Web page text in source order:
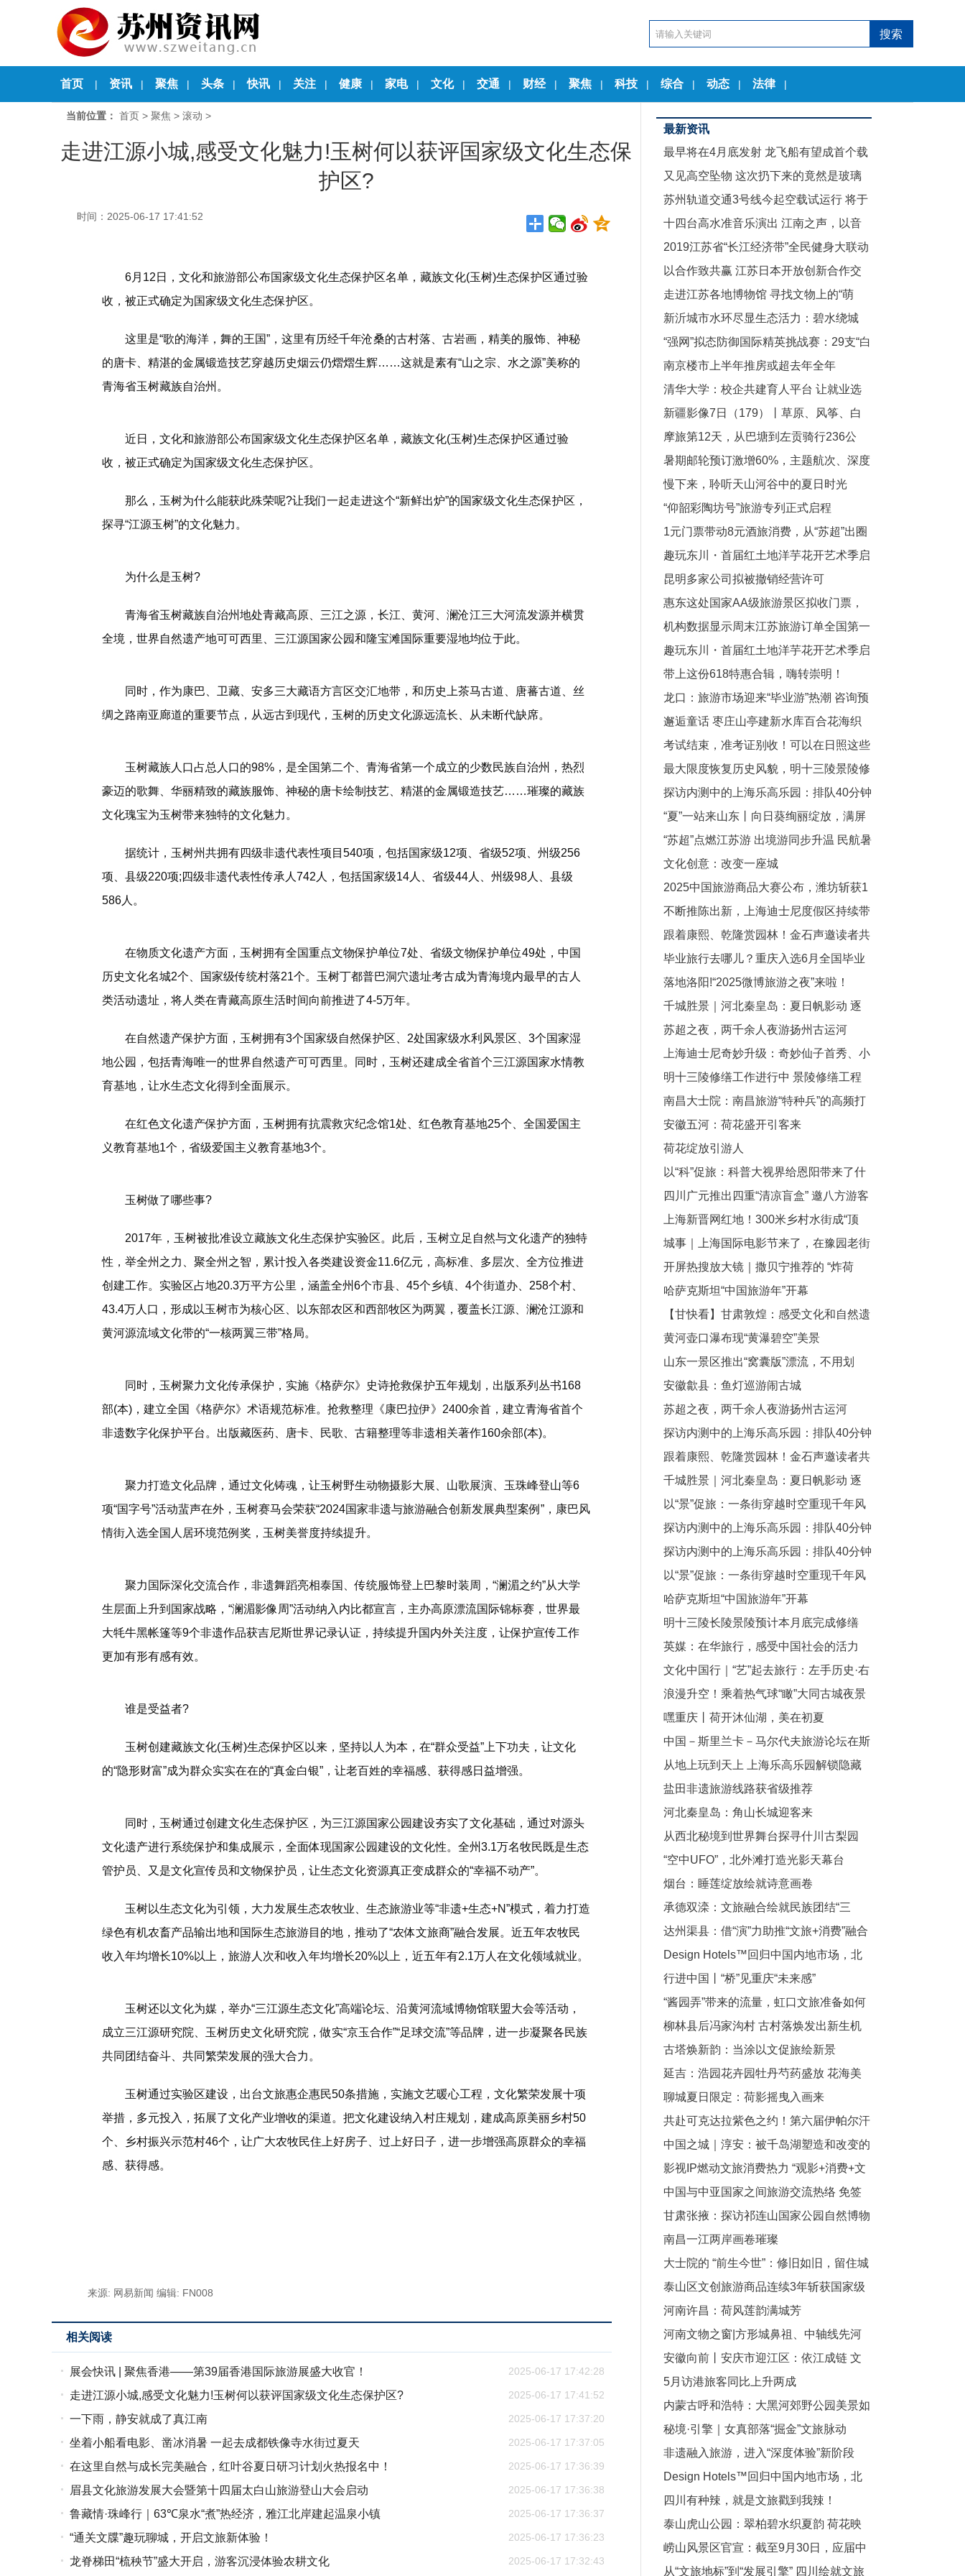
首页 | 资讯 | 聚焦 | 头条 | 快讯 | 关注 | 健康 | 家电 | 文化 | 交通 | 财经 | 聚焦 | 科技 | 综合 | 动态 | 法律 |
当前位置： 首页 > 聚焦 > 滚动 >
走进江源小城,感受文化魅力!玉树何以获评国家级文化生态保
护区?
时间：2025-06-17 17:41:52
6月12日，文化和旅游部公布国家级文化生态保护区名单，藏族文化(玉树)生态保护区通过验
收，被正式确定为国家级文化生态保护区。
这里是“歌的海洋，舞的王国”，这里有历经千年沧桑的古村落、古岩画，精美的服饰、神秘
的唐卡、精湛的金属锻造技艺穿越历史烟云仍熠熠生辉……这就是素有“山之宗、水之源”美称的
青海省玉树藏族自治州。
近日，文化和旅游部公布国家级文化生态保护区名单，藏族文化(玉树)生态保护区通过验
收，被正式确定为国家级文化生态保护区。
那么，玉树为什么能获此殊荣呢?让我们一起走进这个“新鲜出炉”的国家级文化生态保护区，
探寻“江源玉树”的文化魅力。
为什么是玉树?
青海省玉树藏族自治州地处青藏高原、三江之源，长江、黄河、澜沧江三大河流发源并横贯
全境，世界自然遗产地可可西里、三江源国家公园和隆宝滩国际重要湿地均位于此。
同时，作为康巴、卫藏、安多三大藏语方言区交汇地带，和历史上茶马古道、唐蕃古道、丝
绸之路南亚廊道的重要节点，从远古到现代，玉树的历史文化源远流长、从未断代缺席。
玉树藏族人口占总人口的98%，是全国第二个、青海省第一个成立的少数民族自治州，热烈
豪迈的歌舞、华丽精致的藏族服饰、神秘的唐卡绘制技艺、精湛的金属锻造技艺……璀璨的藏族
文化瑰宝为玉树带来独特的文化魅力。
据统计，玉树州共拥有四级非遗代表性项目540项，包括国家级12项、省级52项、州级256
项、县级220项;四级非遗代表性传承人742人，包括国家级14人、省级44人、州级98人、县级
586人。
在物质文化遗产方面，玉树拥有全国重点文物保护单位7处、省级文物保护单位49处，中国
历史文化名城2个、国家级传统村落21个。玉树丁都普巴洞穴遗址考古成为青海境内最早的古人
类活动遗址，将人类在青藏高原生活时间向前推进了4-5万年。
在自然遗产保护方面，玉树拥有3个国家级自然保护区、2处国家级水利风景区、3个国家湿
地公园，包括青海唯一的世界自然遗产可可西里。同时，玉树还建成全省首个三江源国家水情教
育基地，让水生态文化得到全面展示。
在红色文化遗产保护方面，玉树拥有抗震救灾纪念馆1处、红色教育基地25个、全国爱国主
义教育基地1个，省级爱国主义教育基地3个。
玉树做了哪些事?
2017年，玉树被批准设立藏族文化生态保护实验区。此后，玉树立足自然与文化遗产的独特
性，举全州之力、聚全州之智，累计投入各类建设资金11.6亿元，高标准、多层次、全方位推进
创建工作。实验区占地20.3万平方公里，涵盖全州6个市县、45个乡镇、4个街道办、258个村、
43.4万人口，形成以玉树市为核心区、以东部农区和西部牧区为两翼，覆盖长江源、澜沧江源和
黄河源流域文化带的“一核两翼三带”格局。
同时，玉树聚力文化传承保护，实施《格萨尔》史诗抢救保护五年规划，出版系列丛书168
部(本)，建立全国《格萨尔》术语规范标准。抢救整理《康巴拉伊》2400余首，建立青海省首个
非遗数字化保护平台。出版藏医药、唐卡、民歌、古籍整理等非遗相关著作160余部(本)。
聚力打造文化品牌，通过文化铸魂，让玉树野生动物摄影大展、山歌展演、玉珠峰登山等6
项“国字号”活动蜚声在外，玉树赛马会荣获“2024国家非遗与旅游融合创新发展典型案例”，康巴风
情街入选全国人居环境范例奖，玉树美誉度持续提升。
聚力国际深化交流合作，非遗舞蹈亮相泰国、传统服饰登上巴黎时装周，“澜湄之约”从大学
生层面上升到国家战略，“澜湄影像周”活动纳入内比都宣言，主办高原漂流国际锦标赛，世界最
大牦牛黑帐篷等9个非遗作品获吉尼斯世界记录认证，持续提升国内外关注度，让保护宣传工作
更加有形有感有效。
谁是受益者?
玉树创建藏族文化(玉树)生态保护区以来，坚持以人为本，在“群众受益”上下功夫，让文化
的“隐形财富”成为群众实实在在的“真金白银”，让老百姓的幸福感、获得感日益增强。
同时，玉树通过创建文化生态保护区，为三江源国家公园建设夯实了文化基础，通过对源头
文化遗产进行系统保护和集成展示，全面体现国家公园建设的文化性。全州3.1万名牧民既是生态
管护员、又是文化宣传员和文物保护员，让生态文化资源真正变成群众的“幸福不动产”。
玉树以生态文化为引领，大力发展生态农牧业、生态旅游业等“非遗+生态+N”模式，着力打造
绿色有机农畜产品输出地和国际生态旅游目的地，推动了“农体文旅商”融合发展。近五年农牧民
收入年均增长10%以上，旅游人次和收入年均增长20%以上，近五年有2.1万人在文化领域就业。
玉树还以文化为媒，举办“三江源生态文化”高端论坛、沿黄河流域博物馆联盟大会等活动，
成立三江源研究院、玉树历史文化研究院，做实“京玉合作”“足球交流”等品牌，进一步凝聚各民族
共同团结奋斗、共同繁荣发展的强大合力。
玉树通过实验区建设，出台文旅惠企惠民50条措施，实施文艺暖心工程，文化繁荣发展十项
举措，多元投入，拓展了文化产业增收的渠道。把文化建设纳入村庄规划，建成高原美丽乡村50
个、乡村振兴示范村46个，让广大农牧民住上好房子、过上好日子，进一步增强高原群众的幸福
感、获得感。
来源: 网易新闻 编辑: FN008
相关阅读
2025-06-17 17:42:28
展会快讯 | 聚焦香港——第39届香港国际旅游展盛大收官！
2025-06-17 17:41:52
走进江源小城,感受文化魅力!玉树何以获评国家级文化生态保护区?
2025-06-17 17:37:20
一下雨，静安就成了真江南
2025-06-17 17:37:05
坐着小船看电影、凿冰消暑 一起去成都铁像寺水街过夏天
2025-06-17 17:36:39
在这里自然与成长完美融合，红叶谷夏日研习计划火热报名中！
2025-06-17 17:36:38
眉县文化旅游发展大会暨第十四届太白山旅游登山大会启动
2025-06-17 17:36:37
鲁藏情·珠峰行｜63℃泉水“煮”热经济，雅江北岸建起温泉小镇
2025-06-17 17:36:23
“通关文牒”趣玩聊城，开启文旅新体验！
2025-06-17 17:32:43
龙脊梯田“梳秧节”盛大开启，游客沉浸体验农耕文化
最新资讯
最早将在4月底发射 龙飞船有望成首个载
人商业航天器
又见高空坠物 这次扔下来的竟然是玻璃
茶几
苏州轨道交通3号线今起空载试运行 将于
12月底试运营
十四台高水准音乐演出 江南之声，以音
乐节的名义致敬古典
2019江苏省“长江经济带”全民健身大联动
暨“舞动江苏”无锡赛区启动仪式举行
以合作致共赢 江苏日本开放创新合作交
流会在东京举行
走进江苏各地博物馆 寻找文物上的“萌
娃”们
新沂城市水环尽显生态活力：碧水绕城
绿荫满城
“强网”拟态防御国际精英挑战赛：29支“白
帽黑客”战队谁能突防？
南京楼市上半年推房或超去年全年
清华大学：校企共建育人平台 让就业选
择有方向有底气
新疆影像7日（179）丨草原、风筝、白
杏香，新疆的夏天藏了多少浪漫？
摩旅第12天，从巴塘到左贡骑行236公
里，花费101元
暑期邮轮预订激增60%，主题航次、深度
游引领“体验经济”新浪潮
慢下来，聆听天山河谷中的夏日时光
“仰韶彩陶坊号”旅游专列正式启程
1元门票带动8元酒旅消费，从“苏超”出圈
看文旅跨界新范式
趣玩东川・首届红土地洋芋花开艺术季启
幕
昆明多家公司拟被撤销经营许可
惠东这处国家AA级旅游景区拟收门票，
有意见建议尽管提
机构数据显示周末江苏旅游订单全国第一
趣玩东川・首届红土地洋芋花开艺术季启
幕
带上这份618特惠合辑，嗨转崇明！
龙口：旅游市场迎来“毕业游”热潮 咨询预
订量显著攀升
邂逅童话 枣庄山亭建新水库百合花海织
就浪漫画卷
考试结束，准考证别收！可以在日照这些
景区当门票用
最大限度恢复历史风貌，明十三陵景陵修
缮工程本月完工
探访内测中的上海乐高乐园：排队40分钟
遇设备故障
“夏”一站来山东丨向日葵绚丽绽放，满屏
都是“阳光”！
“苏超”点燃江苏游 出境游同步升温 民航暑
运或现量价齐升
文化创意：改变一座城
2025中国旅游商品大赛公布，潍坊斩获1
金1铜
不断推陈出新，上海迪士尼度假区持续带
来“新惊喜”
跟着康熙、乾隆赏园林！金石声邀读者共
品“寄畅五百春”
毕业旅行去哪儿？重庆入选6月全国毕业
旅行热门目的地前十
落地洛阳!“2025微博旅游之夜”来啦！
千城胜景｜河北秦皇岛：夏日帆影动 逐
风踏浪时
苏超之夜，两千余人夜游扬州古运河
上海迪士尼奇妙升级：奇妙仙子首秀、小
勇者营地开放
明十三陵修缮工作进行中 景陵修缮工程
计划本月底完工
南昌大士院：南昌旅游“特种兵”的高频打
卡地
安徽五河：荷花盛开引客来
荷花绽放引游人
以“科”促旅：科普大视界给恩阳带来了什
么？丨古镇焕新记①
四川广元推出四重“清凉盲盒” 邀八方游客
开启心动避暑之旅
上海新晋网红地！300米乡村水街成“顶
流”，有人开业即火爆
城事｜上海国际电影节来了，在豫园老街
穿越民国光影，邂逅海派新调
开屏热搜放大镜｜撒贝宁推荐的 “炸荷
花”，藏在普者黑万亩荷塘里
哈萨克斯坦“中国旅游年”开幕
【甘快看】甘肃敦煌：感受文化和自然遗
产魅力
黄河壶口瀑布现“黄瀑碧空”美景
山东一景区推出“窝囊版”漂流，不用划
桨、不怕翻船
安徽歙县：鱼灯巡游闹古城
苏超之夜，两千余人夜游扬州古运河
探访内测中的上海乐高乐园：排队40分钟
遇设备故障
跟着康熙、乾隆赏园林！金石声邀读者共
品“寄畅五百春”
千城胜景｜河北秦皇岛：夏日帆影动 逐
风踏浪时
以“景”促旅：一条街穿越时空重现千年风
华丨古镇焕新记③
探访内测中的上海乐高乐园：排队40分钟
遇设备故障
探访内测中的上海乐高乐园：排队40分钟
遇设备故障
以“景”促旅：一条街穿越时空重现千年风
华丨古镇焕新记③
哈萨克斯坦“中国旅游年”开幕
明十三陵长陵景陵预计本月底完成修缮
英媒：在华旅行，感受中国社会的活力
文化中国行｜“艺”起去旅行：左手历史·右
手生活—这里是济南长清张夏镇
浪漫升空！乘着热气球“瞰”大同古城夜景
嘿重庆丨荷开沐仙湖，美在初夏
中国－斯里兰卡－马尔代夫旅游论坛在斯
举行
从地上玩到天上 上海乐高乐园解锁隐藏
玩法
盐田非遗旅游线路获省级推荐
河北秦皇岛：角山长城迎客来
从西北秘境到世界舞台探寻什川古梨园
的“申遗密码”与振兴之路
“空中UFO”，北外滩打造光影天幕台
烟台：睡莲绽放绘就诗意画卷
承德双滦：文旅融合绘就民族团结“三
交”新画卷
达州渠县：借“演”力助推“文旅+消费”融合
发展
Design Hotels™回归中国内地市场，北
京环球度假区启动夏日活动 | 一周旅行指
南
行进中国丨“桥”见重庆“未来感”
“酱园弄”带来的流量，虹口文旅准备如何
接住？
柳林县后冯家沟村 古村落焕发出新生机
古塔焕新韵：当涂以文促旅绘新景
延吉：浩园花卉园牡丹芍药盛放 花海美
景醉游人
聊城夏日限定：荷影摇曳入画来
共赴可克达拉紫色之约！第六届伊帕尔汗
薰衣草文化旅游活动开幕
中国之城｜淳安：被千岛湖塑造和改变的
城市
影视IP燃动文旅消费热力 “观影+消费+文
化”一站式体验释放新活力
中国与中亚国家之间旅游交流热络 免签
利好释放旅游市场潜力
甘肃张掖：探访祁连山国家公园自然博物
馆
南昌一江两岸画卷璀璨
大士院的 “前生今世”：修旧如旧，留住城
市肌理
泰山区文创旅游商品连续3年斩获国家级
金奖
河南许昌：荷风莲韵满城芳
河南文物之窗|方形城鼻祖、中轴线先河
——平粮台古城遗址
安徽向前丨安庆市迎江区：依江成链 文
旅融合绘新景
5月访港旅客同比上升两成
内蒙古呼和浩特：大黑河郊野公园美景如
画
秘境·引擎｜女真部落“掘金”文旅脉动
非遗融入旅游，进入“深度体验”新阶段
Design Hotels™回归中国内地市场，北
京环球度假区启动夏日活动｜一周旅行指
南
四川有种辣，就是文旅戳到我辣！
泰山虎山公园：翠柏碧水织夏韵 荷花映
日绘清凉
崂山风景区官宣：截至9月30日，应届中
高考生免门票！
从“文旅地标”到“发展引擎” 四川绘就文旅